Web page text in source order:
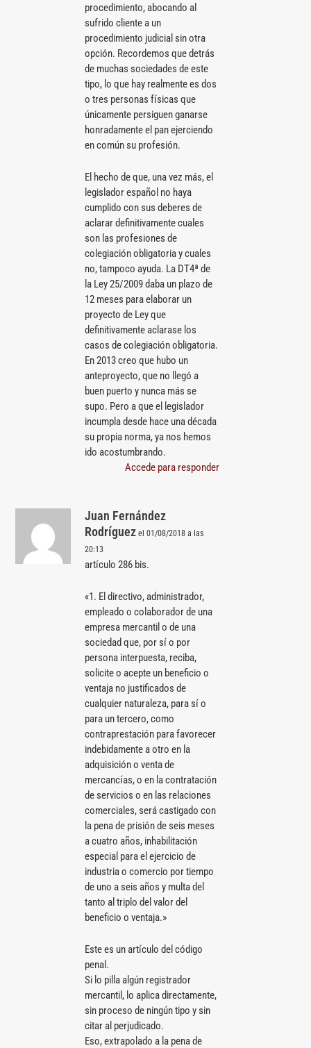
procedimiento, abocando al
sufrido cliente a un
procedimiento judicial sin otra
opción. Recordemos que detrás
de muchas sociedades de este
tipo, lo que hay realmente es dos
o tres personas físicas que
únicamente persiguen ganarse
honradamente el pan ejerciendo
en común su profesión.
El hecho de que, una vez más, el
legislador español no haya
cumplido con sus deberes de
aclarar definitivamente cuales
son las profesiones de
colegiación obligatoria y cuales
no, tampoco ayuda. La DT4ª de
la Ley 25/2009 daba un plazo de
12 meses para elaborar un
proyecto de Ley que
definitivamente aclarase los
casos de colegiación obligatoria.
En 2013 creo que hubo un
anteproyecto, que no llegó a
buen puerto y nunca más se
supo. Pero a que el legislador
incumpla desde hace una década
su propia norma, ya nos hemos
ido acostumbrando.
Accede para responder
Juan Fernández
Rodríguez el 01/08/2018 a las
20:13
artículo 286 bis.
«1. El directivo, administrador,
empleado o colaborador de una
empresa mercantil o de una
sociedad que, por sí o por
persona interpuesta, reciba,
solicite o acepte un beneficio o
ventaja no justificados de
cualquier naturaleza, para sí o
para un tercero, como
contraprestación para favorecer
indebidamente a otro en la
adquisición o venta de
mercancías, o en la contratación
de servicios o en las relaciones
comerciales, será castigado con
la pena de prisión de seis meses
a cuatro años, inhabilitación
especial para el ejercicio de
industria o comercio por tiempo
de uno a seis años y multa del
tanto al triplo del valor del
beneficio o ventaja.»
Este es un artículo del código
penal.
Si lo pilla algún registrador
mercantil, lo aplica directamente,
sin proceso de ningún tipo y sin
citar al perjudicado.
Eso, extrapolado a la pena de